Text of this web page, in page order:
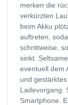
merken die
verkürzten
beim Akku
auftreten,
schrittweise,
sinkt.
eventuell dem
und
Ladevorgang.
Smartphone.